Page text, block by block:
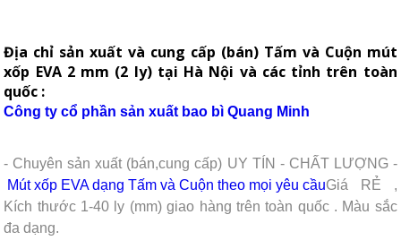
Địa chỉ sản xuất và cung cấp (bán) Tấm và Cuộn mút
xốp EVA 2 mm (2 ly) tại Hà Nội và các tỉnh trên toàn
quốc :
Công ty cổ phần sản xuất bao bì Quang Minh
- Chuyên sản xuất (bán,cung cấp)
Mút xốp EVA dạng Tấm và Cuộn theo mọi yêu cầu
UY TÍN - CHẤT LƯỢNG -
Giá RẺ ,
Kích thước 1-40 ly (mm) giao hàng trên toàn quốc . Màu sắc
đa dạng.